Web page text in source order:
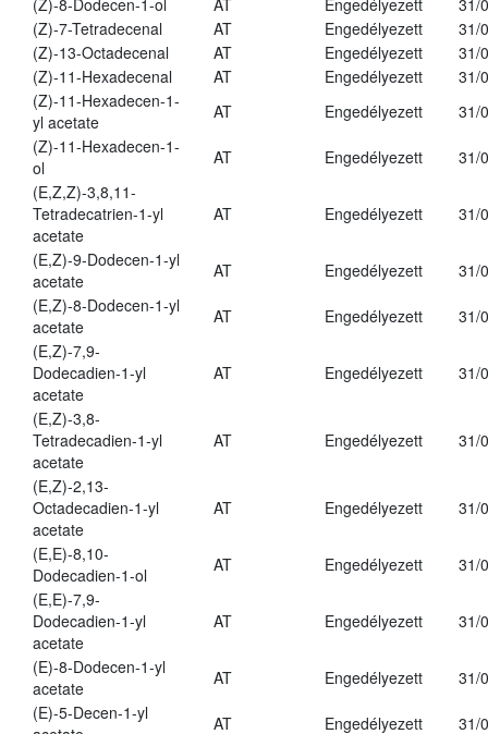
(Z)-8-Dodecen-1-ol
AT Engedélyezett
31/
(Z)-7-Tetradecenal
AT Engedélyezett
31/
(Z)-13-Octadecenal
AT Engedélyezett
31/
(Z)-11-Hexadecenal
AT Engedélyezett
31/
(Z)-11-Hexadecen-1-
yl acetate
AT Engedélyezett
31/
(Z)-11-Hexadecen-1-
ol
AT Engedélyezett
31/
(E,Z,Z)-3,8,11-
Tetradecatrien-1-yl
acetate
AT Engedélyezett 31/
(E,Z)-9-Dodecen-1-yl
acetate
AT Engedélyezett
31/
(E,Z)-8-Dodecen-1-yl
acetate
AT Engedélyezett
31/
(E,Z)-7,9-
Dodecadien-1-yl
acetate
AT Engedélyezett 31/
(E,Z)-3,8-
Tetradecadien-1-yl
acetate
AT Engedélyezett 31/
(E,Z)-2,13-
Octadecadien-1-yl
acetate
AT Engedélyezett 31/
(E,E)-8,10-
Dodecadien-1-ol
AT Engedélyezett
31/
(E,E)-7,9-
Dodecadien-1-yl
acetate
AT Engedélyezett 31/
(E)-8-Dodecen-1-yl
acetate
AT Engedélyezett
31/
(E)-5-Decen-1-yl
AT Engedélyezett 31/